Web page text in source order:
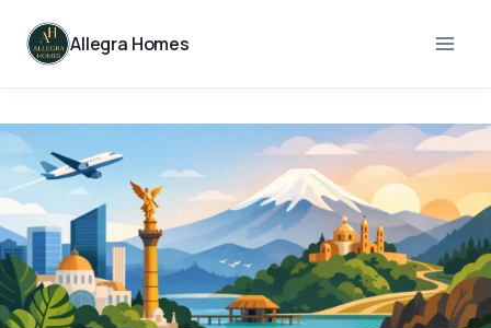
content
Allegra Homes